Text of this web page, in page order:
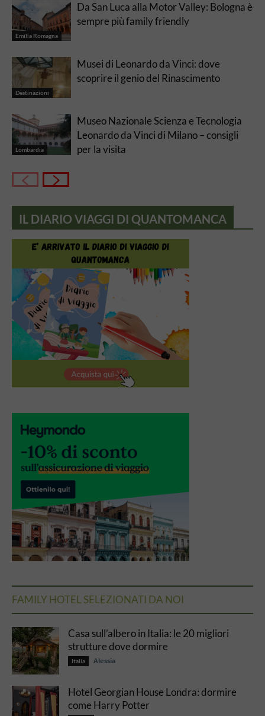
Emilia Romagna
Da San Luca alla Motor Valley: Bologna è
sempre più family friendly
Destinazioni
Musei di Leonardo da Vinci: dove
scoprire il genio del Rinascimento
Lombardia
Museo Nazionale Scienza e Tecnologia
Leonardo da Vinci di Milano – consigli
per la visita
IL DIARIO VIAGGI DI QUANTOMANCA
FAMILY HOTEL SELEZIONATI DA NOI
Casa sull’albero in Italia: le 20 migliori
strutture dove dormire
Italia Alessia
Hotel Georgian House Londra: dormire
come Harry Potter